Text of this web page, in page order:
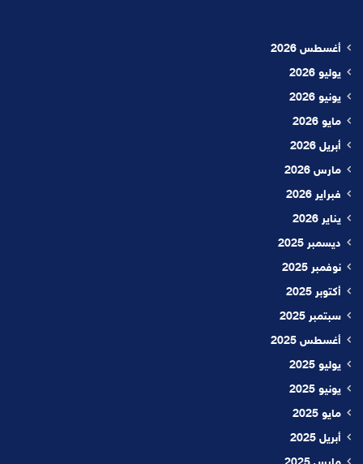
أغسطس 2026
يوليو 2026
يونيو 2026
مايو 2026
أبريل 2026
مارس 2026
فبراير 2026
يناير 2026
ديسمبر 2025
نوفمبر 2025
أكتوبر 2025
سبتمبر 2025
أغسطس 2025
يوليو 2025
يونيو 2025
مايو 2025
أبريل 2025